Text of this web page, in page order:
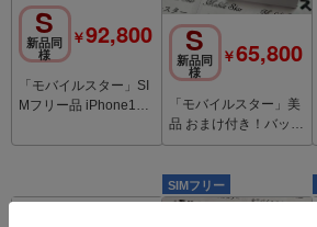
S
新品同
様
￥92,800
「モバイルスター」SI
Mフリー品 iPhone16e
ー100％
S
新品同
様
￥65,800
「モバイルスター」美
品 おまけ付き！バッテ
リー84％ iPhone 14 1
SIMフリー